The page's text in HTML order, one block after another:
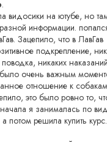
.
видосики на ютубе, но
информации.
Зацепило, что в ЛавГав
подкрепление,
никаких
очень важным
отношение к собакам
это было ровно то,
я занималась по
потом решила купить курс.